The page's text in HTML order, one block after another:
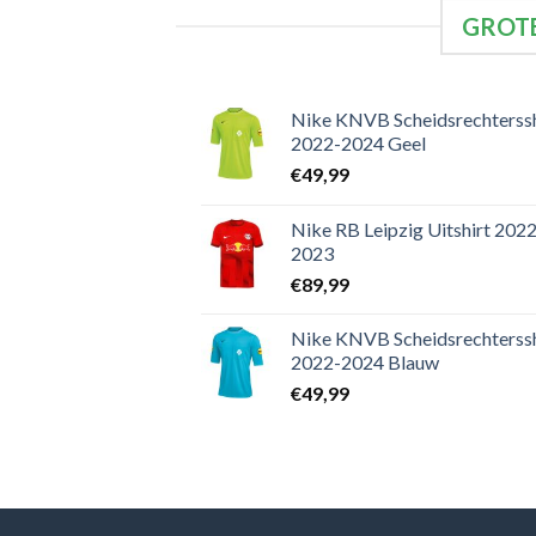
Nike KNVB
2022-2024 Geel
€49,99
Nike RB Leipzig Uitshirt
2023
€89,99
Nike KNVB
2022-2024 Blauw
€49,99